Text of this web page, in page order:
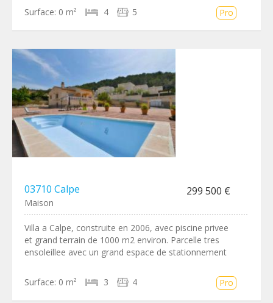
Surface: 0 m² 4 5 Pro
03710 Calpe 299 500 €
Maison
Villa a Calpe, construite en 2006, avec piscine privee
et grand terrain de 1000 m2 environ. Parcelle tres
ensoleillee avec un grand espace de stationnement
Surface: 0 m² 3 4 Pro